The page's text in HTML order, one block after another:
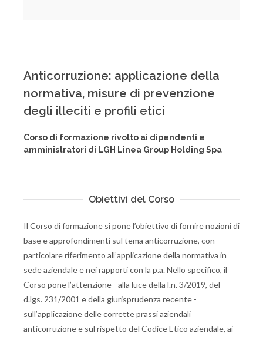
Anticorruzione: applicazione della
normativa, misure di prevenzione
degli illeciti e profili etici
Corso di formazione rivolto ai dipendenti e
amministratori di LGH Linea Group Holding Spa
Obiettivi del Corso
Il Corso di formazione si pone l’obiettivo di fornire nozioni di
base e approfondimenti sul tema anticorruzione, con
particolare riferimento all’applicazione della normativa in
sede aziendale e nei rapporti con la p.a. Nello specifico, il
Corso pone l’attenzione - alla luce della l.n. 3/2019, del
d.lgs. 231/2001 e della giurisprudenza recente -
sull’applicazione delle corrette prassi aziendali
anticorruzione e sul rispetto del Codice Etico aziendale, ai